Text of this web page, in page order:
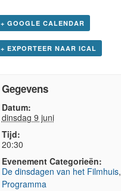
+ GOOGLE CALENDAR
+ EXPORTEER NAAR ICAL
Gegevens
Datum:
dinsdag 9 juni
Tijd:
20:30
Evenement Categorieën:
De dinsdagen van het Filmhuis,
Programma